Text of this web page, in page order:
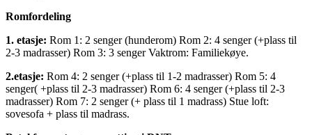
Romfordeling
1. etasje: Rom 1: 2 senger (hunderom) Rom 2: 4 senger (+plass til
2-3 madrasser) Rom 3: 3 senger Vaktrom: Familiekøye.
2.etasje: Rom 4: 2 senger (+plass til 1-2 madrasser) Rom 5: 4
senger( +plass til 2-3 madrasser) Rom 6: 4 senger (+plass til 2-3
madrasser) Rom 7: 2 senger (+ plass til 1 madrass) Stue loft:
sovesofa + plass til madrass.